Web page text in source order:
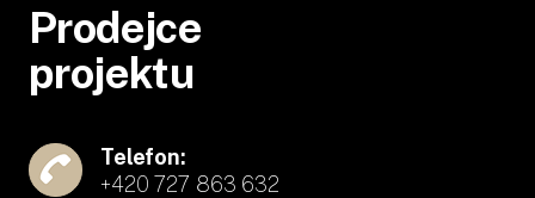
Prodejce
projektu
Telefon:
+420 727 863 632